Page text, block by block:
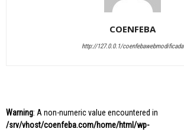
COENFEBA
http://127.0.0.1/coenfebawebmodificada
Warning: A non-numeric value encountered in
/srv/vhost/coenfeba.com/home/html/wp-